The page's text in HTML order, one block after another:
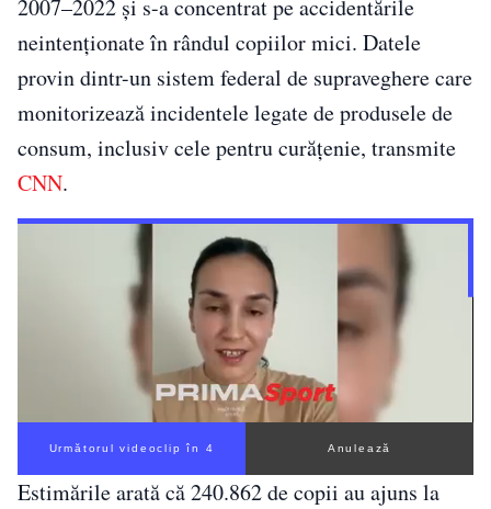
2007–2022 și s-a concentrat pe accidentările
neintenționate în rândul copiilor mici. Datele
provin dintr-un sistem federal de supraveghere care
monitorizează incidentele legate de produsele de
consum, inclusiv cele pentru curățenie, transmite
CNN.
Următorul videoclip în 3 Anulează
Estimările arată că 240.862 de copii au ajuns la